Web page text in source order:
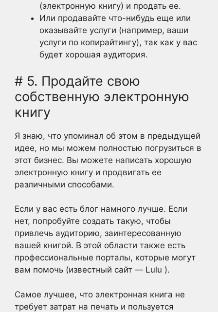
(электронную книгу) и продать ее.
Или продавайте что-нибудь еще или
оказывайте услуги (например, ваши
услуги по копирайтингу), так как у вас
будет хорошая аудитория.
# 5. Продайте свою
собственную электронную
книгу
Я знаю, что упоминал об этом в предыдущей
идее, но мы можем полностью погрузиться в
этот бизнес. Вы можете написать хорошую
электронную книгу и продвигать ее
различными способами.
Если у вас есть блог намного лучше. Если
нет, попробуйте создать такую, чтобы
привлечь аудиторию, заинтересованную
вашей книгой. В этой области также есть
профессиональные порталы, которые могут
вам помочь (известный сайт — Lulu ).
Самое лучшее, что электронная книга не
требует затрат на печать и пользуется